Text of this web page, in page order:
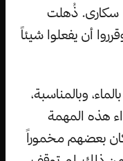
سكارى. ذُهلت
أن يفعلوا شيئاً
وبالمناسبة،
هذه المهمة
بعضهم مخموراً